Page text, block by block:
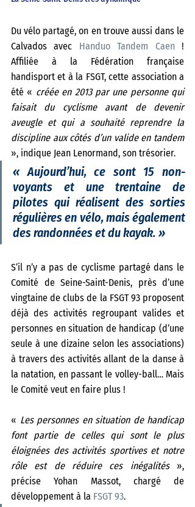
Du vélo partagé, on en trouve aussi dans le
Calvados avec Handuo Tandem Caen !
Affiliée à la Fédération française
handisport et à la FSGT, cette association a
été « créée en 2013 par une personne qui
faisait du cyclisme avant de devenir
aveugle et qui a souhaité reprendre la
discipline aux côtés d’un valide en tandem
», indique Jean Lenormand, son trésorier.
« Aujourd’hui, ce sont 15 non-
voyants et une trentaine de
pilotes qui réalisent des sorties
régulières en vélo, mais également
des randonnées et du kayak. »
S’il n’y a pas de cyclisme partagé dans le
Comité de Seine-Saint-Denis, près d’une
vingtaine de clubs de la FSGT 93 proposent
déjà des activités regroupant valides et
personnes en situation de handicap (d’une
seule à une dizaine selon les associations)
à travers des activités allant de la danse à
la natation, en passant le volley-ball… Mais
le Comité veut en faire plus !
« Les personnes en situation de handicap
font partie de celles qui sont le plus
éloignées des activités sportives et notre
rôle est de réduire ces inégalités »,
précise Yohan Massot, chargé de
développement à la FSGT 93.